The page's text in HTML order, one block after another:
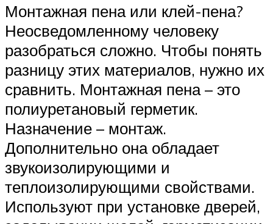
Монтажная пена или клей-пена?
Неосведомленному человеку
разобраться сложно. Чтобы понять
разницу этих материалов, нужно их
сравнить. Монтажная пена – это
полиуретановый герметик.
Назначение – монтаж.
Дополнительно она обладает
звукоизолирующими и
теплоизолирующими свойствами.
Используют при установке дверей,